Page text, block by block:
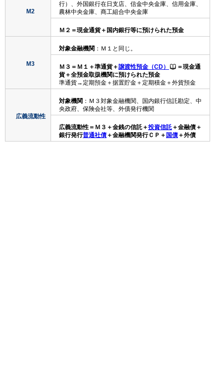
M2
行）、外国銀行在日支店、信金中央金庫、信用金庫、
農林中央金庫、商工組合中央金庫
Ｍ２＝現金通貨＋国内銀行等に預けられた預金
M3
対象金融機関 ：Ｍ１と同じ。
Ｍ３＝Ｍ１＋準通貨＋譲渡性預金（CD）
＝現金通
貨＋全預金取扱機関に預けられた預金
準通貨→定期預金＋据置貯金＋定期積金＋外貨預金
広義流動性
対象機関 ：Ｍ３対象金融機関、国内銀行信託勘定、中
央政府、保険会社等、外債発行機関
広義流動性＝Ｍ３＋金銭の信託＋投資信託 ＋金融債＋
銀行発行普通社債 ＋金融機関発行ＣＰ＋ 国債 ＋外債